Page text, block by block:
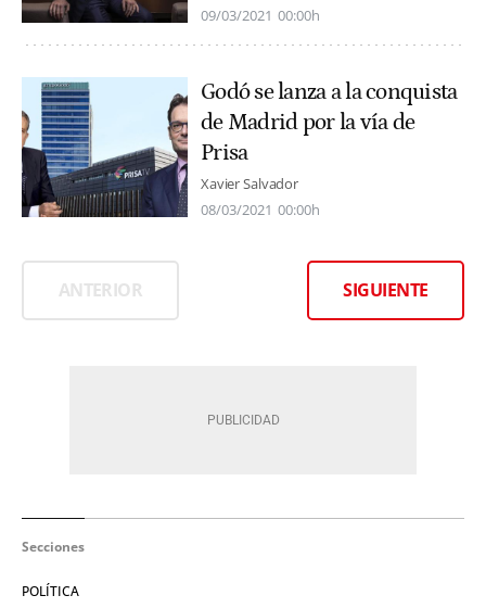
09/03/2021 00:00h
Godó se lanza a la conquista
de Madrid por la vía de
Prisa
Xavier Salvador
08/03/2021 00:00h
ANTERIOR SIGUIENTE
Secciones
POLÍTICA